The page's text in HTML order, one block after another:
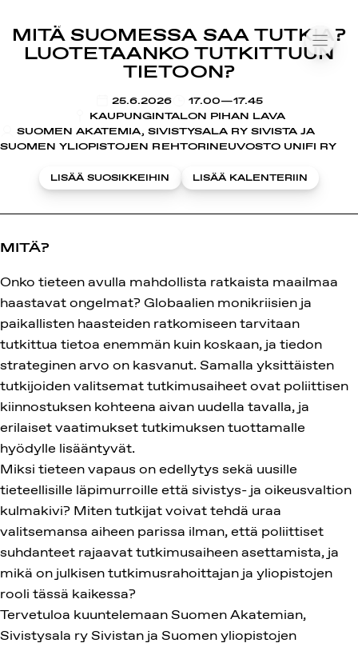
Siirry
sisältöön
MITÄ SUOMESSA SAA TUTKIA?
LUOTETAANKO TUTKITTUUN
TIETOON?
25.6.2026
KLO
17.00—17.45
KAUPUNGINTALON PIHAN LAVA
SUOMEN AKATEMIA, SIVISTYSALA RY SIVISTA JA
SUOMEN YLIOPISTOJEN REHTORINEUVOSTO UNIFI RY
LISÄÄ SUOSIKKEIHIN LISÄÄ KALENTERIIN
MITÄ?
Onko tieteen avulla mahdollista ratkaista maailmaa
haastavat ongelmat? Globaalien monikriisien ja
paikallisten haasteiden ratkomiseen tarvitaan
tutkittua tietoa enemmän kuin koskaan, ja tiedon
strateginen arvo on kasvanut. Samalla yksittäisten
tutkijoiden valitsemat tutkimusaiheet ovat poliittisen
kiinnostuksen kohteena aivan uudella tavalla, ja
erilaiset vaatimukset tutkimuksen tuottamalle
hyödylle lisääntyvät.
Miksi tieteen vapaus on edellytys sekä uusille
tieteellisille läpimurroille että sivistys- ja oikeusvaltion
kulmakivi? Miten tutkijat voivat tehdä uraa
valitsemansa aiheen parissa ilman, että poliittiset
suhdanteet rajaavat tutkimusaiheen asettamista, ja
mikä on julkisen tutkimusrahoittajan ja yliopistojen
rooli tässä kaikessa?
Tervetuloa kuuntelemaan Suomen Akatemian,
Sivistysala ry Sivistan ja Suomen yliopistojen